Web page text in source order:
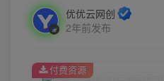
优优云网创
2年前发布
付费资源